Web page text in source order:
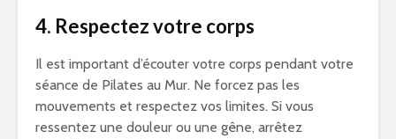
4. Respectez votre corps
Il est important d’écouter votre corps pendant votre
séance de Pilates au Mur. Ne forcez pas les
mouvements et respectez vos limites. Si vous
ressentez une douleur ou une gêne, arrêtez